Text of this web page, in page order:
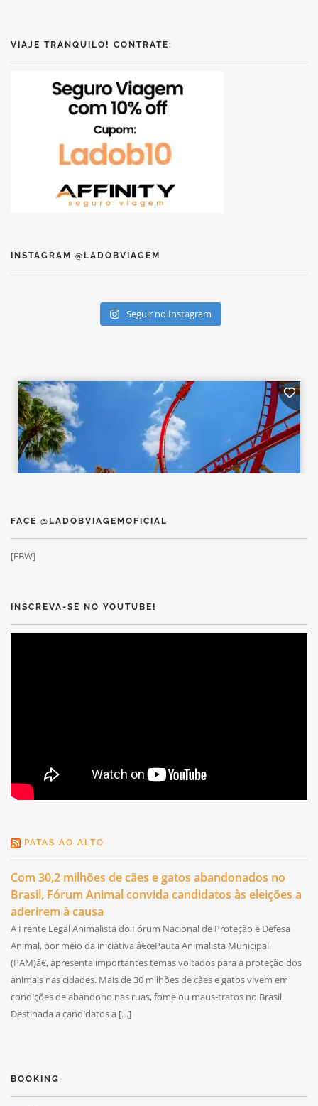
VIAJE TRANQUILO! CONTRATE:
INSTAGRAM @LADOBVIAGEM
Seguir no Instagram
FACE @LADOBVIAGEMOFICIAL
[FBW]
INSCREVA-SE NO YOUTUBE!
PATAS AO ALTO
Com 30,2 milhões de cães e gatos abandonados no
Brasil, Fórum Animal convida candidatos às eleições a
aderirem à causa
A Frente Legal Animalista do Fórum Nacional de Proteção e Defesa
Animal, por meio da iniciativa â€œPauta Animalista Municipal
(PAM)â€, apresenta importantes temas voltados para a proteção dos
animais nas cidades. Mais de 30 milhões de cães e gatos vivem em
condições de abandono nas ruas, fome ou maus-tratos no Brasil.
Destinada a candidatos a […]
BOOKING